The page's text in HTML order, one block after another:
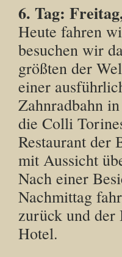
6. Tag:
Heute fahren
besuchen wir
größten der
einer
Zahnradbahn
die Colli
Restaurant der
mit Aussicht
Nach einer
Nachmittag
zurück und der
Hotel.